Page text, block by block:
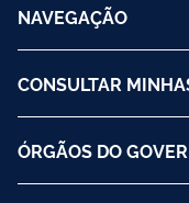
NAVEGAÇÃO
CONSULTAR
ÓRGÃOS DO